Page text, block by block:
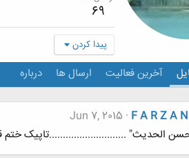
69
پیدا کردن
آخرین فعالیت ارسال ها درباره
F A R Z A
Jun 7, 2015
الحدیث" ............................تاپیک ختم قرآن